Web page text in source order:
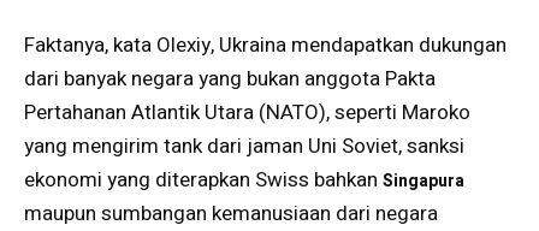
Faktanya, kata Olexiy, Ukraina mendapatkan dukungan
dari banyak negara yang bukan anggota Pakta
Pertahanan Atlantik Utara (NATO), seperti Maroko
yang mengirim tank dari jaman Uni Soviet, sanksi
ekonomi yang diterapkan Swiss bahkan Singapura
maupun sumbangan kemanusiaan dari negara